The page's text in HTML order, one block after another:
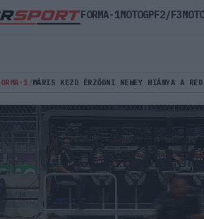
1 MÁRIS KEZD ÉRZŐDNI NEWEY HIÁNYA A
FORMA-1MOTOGPF2/F3